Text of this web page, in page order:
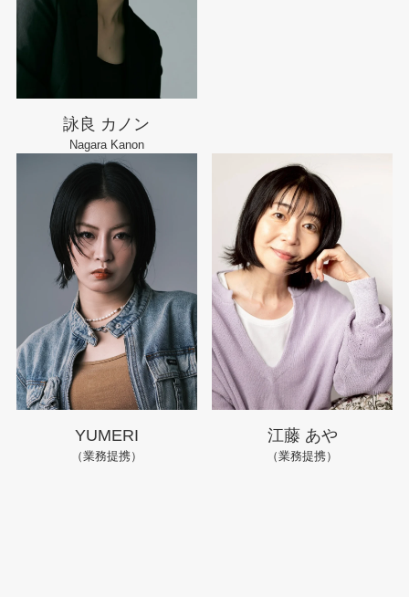
詠良 カノン
Nagara Kanon
YUMERI
（業務提携）
江藤 あや
（業務提携）